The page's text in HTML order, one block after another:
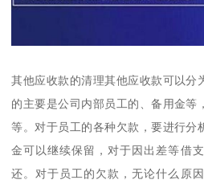
其他应收款的清理其他应收款可以分
的主要是公司内部员工的、备用金等
等。对于员工的各种欠款，要进行分
金可以继续保留，对于因出差等借
还。对于员工的欠款，无论什么原